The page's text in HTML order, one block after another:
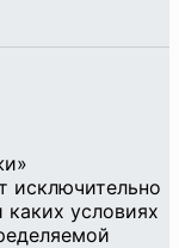
исключительно
условиях